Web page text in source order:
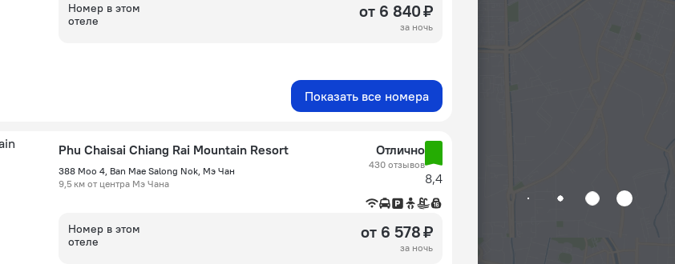
Номер в этом
отеле
от 6 840 ₽
за ночь
Показать все номера
Phu Chaisai Chiang Rai Mountain Resort
388 Moo 4, Ban Mae Salong Nok, Мэ Чан
9,5 км от центра Мэ Чана
Отлично
430 отзывов
8,4
Номер в этом
отеле
от 6 578 ₽
за ночь